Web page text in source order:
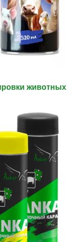
животных